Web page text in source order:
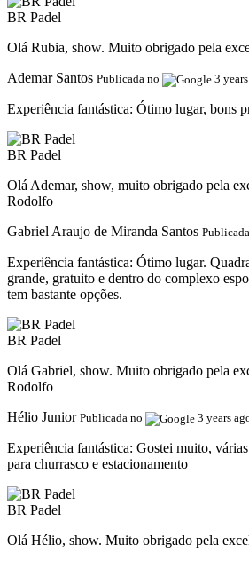
BR Padel
Olá Rubia, show. Muito obrigado pela
Ademar Santos Publicada no 3
Experiência fantástica: Ótimo lugar, bons
BR Padel
Olá Ademar, show, muito obrigado pela
Rodolfo
Gabriel Araujo de Miranda Santos
Experiência fantástica: Ótimo lugar.
grande, gratuito e dentro do complexo
tem bastante opções.
BR Padel
Olá Gabriel, show. Muito obrigado pela
Rodolfo
Hélio Junior Publicada no 3 years
Experiência fantástica: Gostei muito,
para churrasco e estacionamento
BR Padel
Olá Hélio, show. Muito obrigado pela